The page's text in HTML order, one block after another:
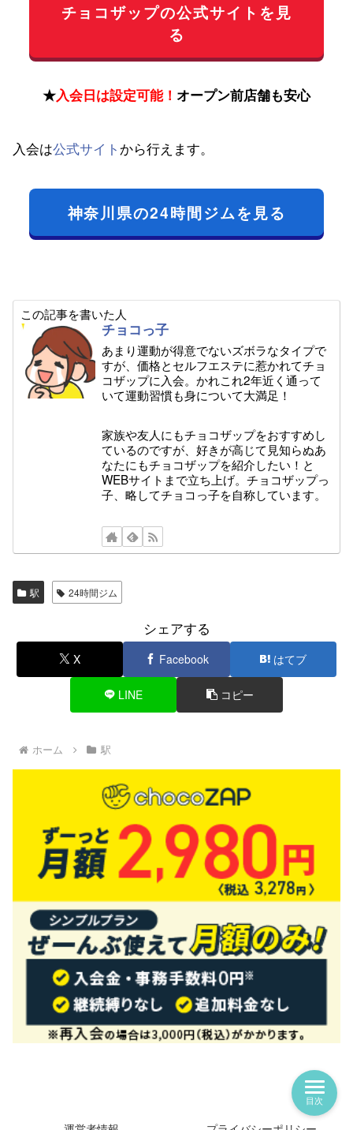
チョコザップの公式サイトを見
る
★入会日は設定可能！ オープン前店舗も安心
入会は公式サイト から行えます。
神奈川県の24時間ジムを見る
この記事を書いた人
チョコっ子
あまり運動が得意でないズボラなタイプで
すが、価格とセルフエステに惹かれてチョ
コザップに入会。かれこれ2年近く通って
いて運動習慣も身について大満足！
家族や友人にもチョコザップをおすすめし
ているのですが、好きが高じて見知らぬあ
なたにもチョコザップを紹介したい！と
WEBサイトまで立ち上げ。チョコザップっ
子、略してチョコっ子を自称しています。
駅 24時間ジム
シェアする
X Facebook はてブ
LINE コピー
ホーム 駅
目次